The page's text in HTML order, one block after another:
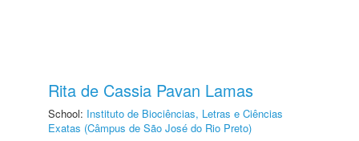
Rita de Cassia Pavan Lamas
School: Instituto de Biociências, Letras e Ciências
Exatas (Câmpus de São José do Rio Preto)